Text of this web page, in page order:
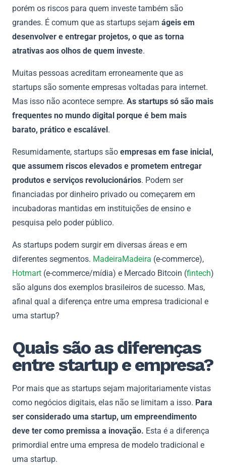
porém os riscos para quem investe também são
grandes. É comum que as startups sejam ágeis em
desenvolver e entregar projetos, o que as torna
atrativas aos olhos de quem investe.
Muitas pessoas acreditam erroneamente que as
startups são somente empresas voltadas para internet.
Mas isso não acontece sempre. As startups só são mais
frequentes no mundo digital porque é bem mais
barato, prático e escalável.
Resumidamente, startups são empresas em fase inicial,
que assumem riscos elevados e prometem entregar
produtos e serviços revolucionários. Podem ser
financiadas por dinheiro privado ou começarem em
incubadoras mantidas em instituições de ensino e
pesquisa pelo poder público.
As startups podem surgir em diversas áreas e em
diferentes segmentos. MadeiraMadeira (e-commerce),
Hotmart (e-commerce/mídia) e Mercado Bitcoin (fintech)
são alguns dos exemplos brasileiros de sucesso. Mas,
afinal qual a diferença entre uma empresa tradicional e
uma startup?
Quais são as diferenças
entre startup e empresa?
Por mais que as startups sejam majoritariamente vistas
como negócios digitais, elas não se limitam a isso. Para
ser considerado uma startup, um empreendimento
deve ter como premissa a inovação. Esta é a diferença
primordial entre uma empresa de modelo tradicional e
uma startup.